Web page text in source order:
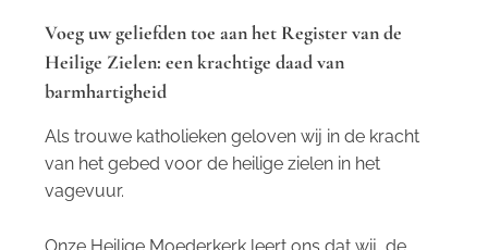
Voeg uw geliefden toe aan het Register van de
Heilige Zielen: een krachtige daad van
barmhartigheid
Als trouwe katholieken geloven wij in de kracht
van het gebed voor de heilige zielen in het
vagevuur.